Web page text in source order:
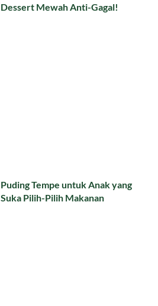
Dessert Mewah Anti-Gagal!
Puding Tempe untuk Anak yang
Suka Pilih-Pilih Makanan